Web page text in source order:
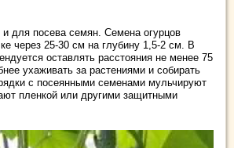
и для посева семян. Семена огурцов
через 25-30 см на глубину 1,5-2 см. В
оставлять расстояния не менее 75
ухаживать за растениями и собирать
с посеянными семенами мульчируют
пленкой или другими защитными